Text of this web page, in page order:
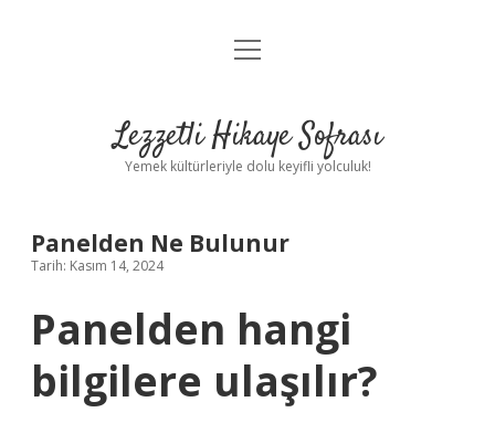
Anasayfa
Yasal Uyarı
menüyü
Lezzetli Hikaye Sofrası
Yemek kültürleriyle dolu keyifli yolculuk!
Panelden Ne Bulunur
Tarih: Kasım 14, 2024
Panelden hangi
bilgilere ulaşılır?